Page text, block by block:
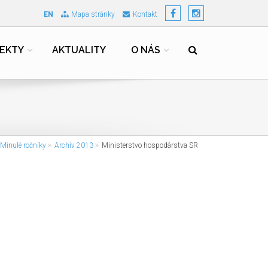
EN Mapa stránky Kontakt
AKTUALITY O NÁS
Minulé ročníky Archív 2013 Ministerstvo hospodárstva SR